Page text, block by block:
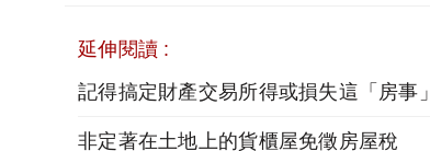
延伸閱讀 :
記得搞定財產交易所得或損失這「房事」
非定著在土地上的貨櫃屋免徵房屋稅